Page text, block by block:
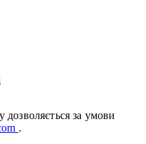
дозволяється за умови
.